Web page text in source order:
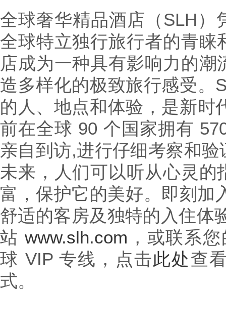
全球奢华精品酒店（SLH）
全球特立独行旅行者的青
店成为一种具有影响力的
造多样化的极致旅行感受。
的人、地点和体验，是新时
前在全球 90 个国家拥有
亲自到访,进行仔细考察和
未来，人们可以听从心灵
富，保护它的美好。即刻加
舒适的客房及独特的入住体
站 www.slh.com ，或联系
球 VIP 专线，点击此处查
式。